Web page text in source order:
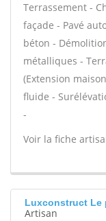
Terrassement -
façade - Pavé
béton -
métalliques -
(Extension
fluide -
-
Voir la fiche
Luxconstruct Le
Artisan